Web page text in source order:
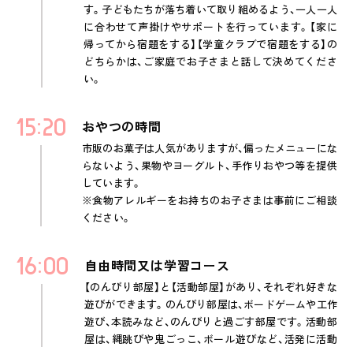
す。子どもたちが落ち着いて取り組めるよう、一人一人
に合わせて声掛けやサポートを行っています。【家に
帰ってから宿題をする】【学童クラブで宿題をする】の
どちらかは、ご家庭でお子さまと話して決めてくださ
い。
15 20 おやつの時間
市販のお菓子は人気がありますが、偏ったメニューにな
らないよう、果物やヨーグルト、手作りおやつ等を提供
しています。
※食物アレルギーをお持ちのお子さまは事前にご相談
ください。
16 00 自由時間又は学習コース
【のんびり部屋】と【活動部屋】があり、それぞれ好きな
遊びができます。のんびり部屋は、ボードゲームや工作
遊び、本読みなど、のんびりと過ごす部屋です。活動部
屋は、縄跳びや鬼ごっこ、ボール遊びなど、活発に活動